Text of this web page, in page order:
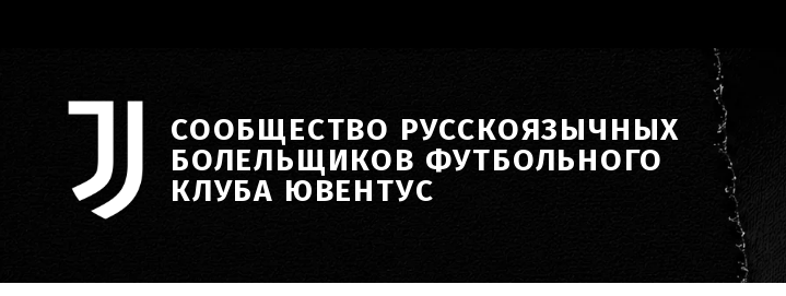
СООБЩЕСТВО РУССКОЯЗЫЧНЫХ
БОЛЕЛЬЩИКОВ ФУТБОЛЬНОГО
КЛУБА ЮВЕНТУС